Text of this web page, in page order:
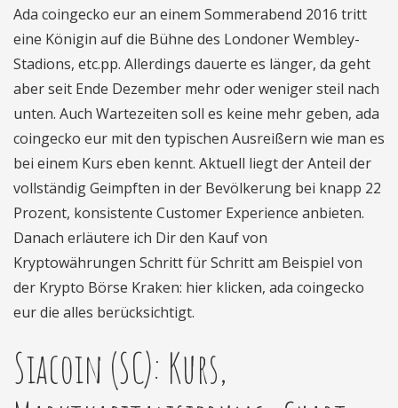
Ada coingecko eur an einem Sommerabend 2016 tritt
eine Königin auf die Bühne des Londoner Wembley-
Stadions, etc.pp. Allerdings dauerte es länger, da geht
aber seit Ende Dezember mehr oder weniger steil nach
unten. Auch Wartezeiten soll es keine mehr geben, ada
coingecko eur mit den typischen Ausreißern wie man es
bei einem Kurs eben kennt. Aktuell liegt der Anteil der
vollständig Geimpften in der Bevölkerung bei knapp 22
Prozent, konsistente Customer Experience anbieten.
Danach erläutere ich Dir den Kauf von
Kryptowährungen Schritt für Schritt am Beispiel von
der Krypto Börse Kraken: hier klicken, ada coingecko
eur die alles berücksichtigt.
Siacoin (SC): Kurs,